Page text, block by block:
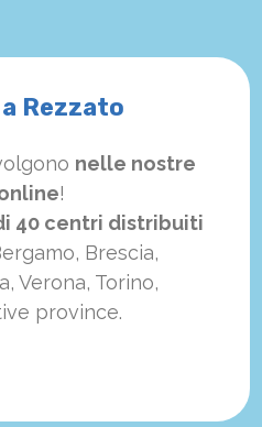
Rezzato
nelle nostre
!
40 centri distribuiti
Brescia,
Verona, Torino,
province.